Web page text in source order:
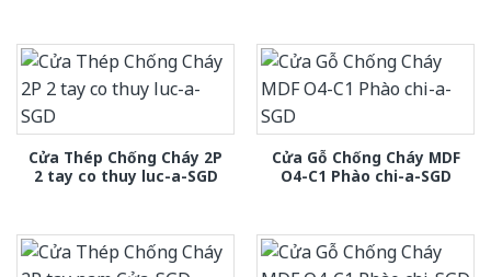
Cửa Thép Chống Cháy 2P
2 tay co thuy luc-a-SGD
Cửa Gỗ Chống Cháy MDF
O4-C1 Phào chi-a-SGD